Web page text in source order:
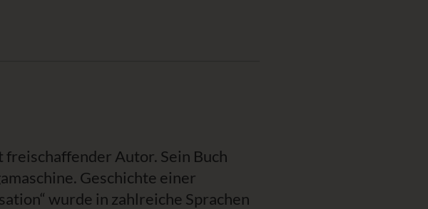
freischaffender Autor. Sein Buch
Geschichte einer
wurde in zahlreiche Sprachen